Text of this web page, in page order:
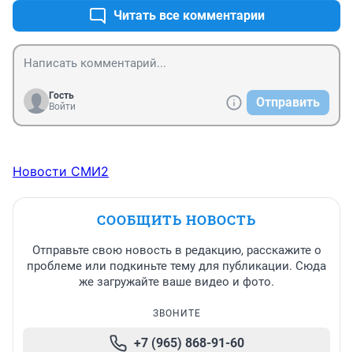
Читать все комментарии
Гость
Войти
Отправить
Новости СМИ2
СООБЩИТЬ НОВОСТЬ
Отправьте свою новость в редакцию, расскажите о
проблеме или подкиньте тему для публикации. Сюда
же загружайте ваше видео и фото.
ЗВОНИТЕ
+7 (965) 868-91-60